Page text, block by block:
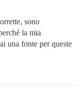
sono
la mia
una fonte per queste